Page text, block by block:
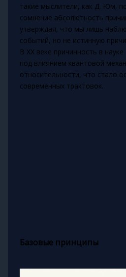
такие мыслители, как Д. Юм,
сомнение абсолютность
утверждая, что мы лишь
событий, но не истинную
В XX веке причинность в
под влиянием квантовой
относительности, что стало
современных трактовок.
Базовые принципы